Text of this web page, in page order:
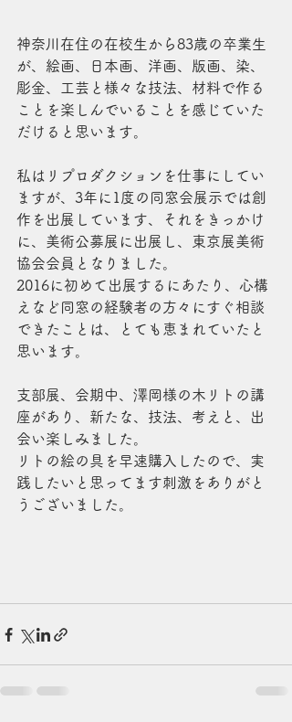
神奈川在住の在校生から83歳の卒業生
が、絵画、日本画、洋画、版画、染、
彫金、工芸と様々な技法、材料で作る
ことを楽しんでいることを感じていた
だけると思います。
私はリプロダクションを仕事にしてい
ますが、3年に1度の同窓会展示では創
作を出展しています、それをきっかけ
に、美術公募展に出展し、東京展美術
協会会員となりました。
2016に初めて出展するにあたり、心構
えなど同窓の経験者の方々にすぐ相談
できたことは、とても恵まれていたと
思います。
支部展、会期中、澤岡様の木リトの講
座があり、新たな、技法、考えと、出
会い楽しみました。
リトの絵の具を早速購入したので、実
践したいと思ってます刺激をありがと
うございました。